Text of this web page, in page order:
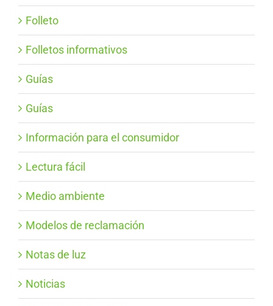
Folleto
Folletos informativos
Guías
Guías
Información para el consumidor
Lectura fácil
Medio ambiente
Modelos de reclamación
Notas de luz
Noticias